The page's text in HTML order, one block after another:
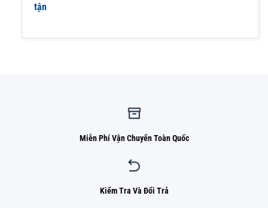
tận
Miễn Phí Vận Chuyển Toàn Quốc
Kiểm Tra Và Đổi Trả